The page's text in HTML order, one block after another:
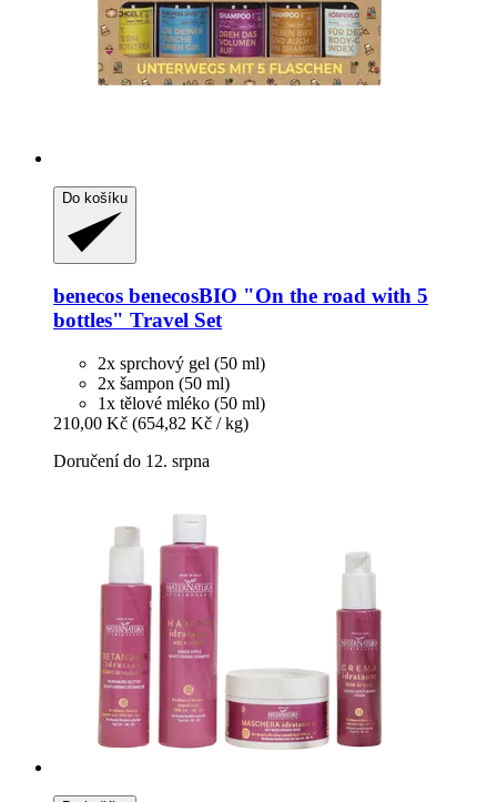
Do košíku
benecos benecosBIO "On the road with 5
bottles" Travel Set
2x sprchový gel (50 ml)
2x šampon (50 ml)
1x tělové mléko (50 ml)
210,00 Kč (654,82 Kč / kg)
Doručení do 12. srpna